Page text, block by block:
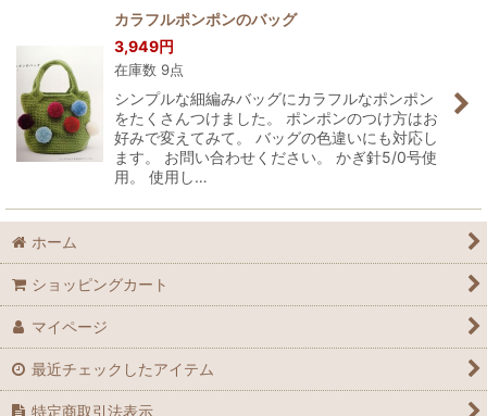
カラフルポンポンのバッグ
3,949円
在庫数 9点
シンプルな細編みバッグにカラフルなポンポン
をたくさんつけました。 ポンポンのつけ方はお
好みで変えてみて。 バッグの色違いにも対応し
ます。 お問い合わせください。 かぎ針5/0号使
用。 使用し…
ホーム
ショッピングカート
マイページ
最近チェックしたアイテム
特定商取引法表示